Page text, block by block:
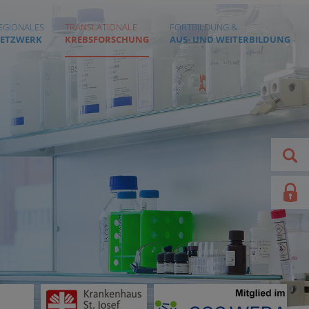
TRANSLATIONALE
KREBSFORSCHUNG
FORTBILDUNG &
AUS- UND WEITERBILDUNG